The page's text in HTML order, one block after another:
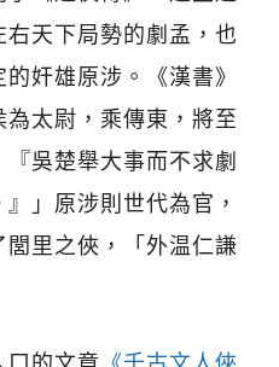
天下局勢的劇孟，也
奸雄原涉。《漢書》
太尉，乘傳東，將至
吳楚舉大事而不求劇
」原涉則世代為官，
里之俠，「外温仁謙